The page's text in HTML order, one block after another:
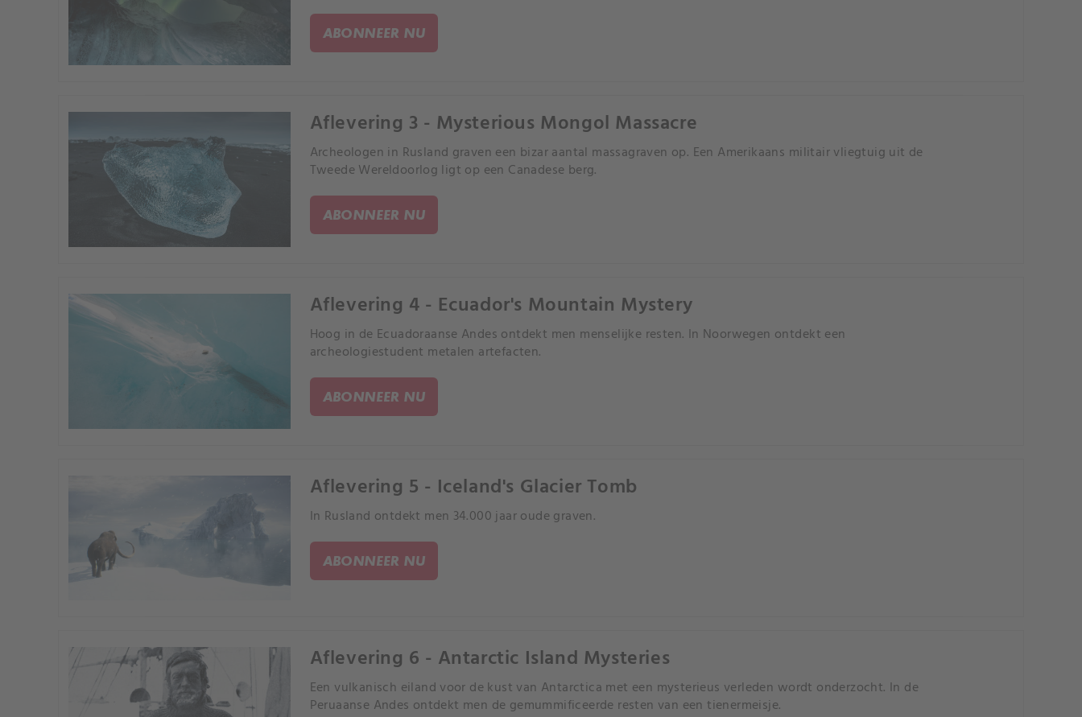
ABONNEER NU
Aflevering 3 - Mysterious Mongol Massacre
Archeologen in Rusland graven een bizar aantal massagraven op. Een Amerikaans militair vliegtuig uit de
Tweede Wereldoorlog ligt op een Canadese berg.
ABONNEER NU
Aflevering 4 - Ecuador's Mountain Mystery
Hoog in de Ecuadoraanse Andes ontdekt men menselijke resten. In Noorwegen ontdekt een
archeologiestudent metalen artefacten.
ABONNEER NU
Aflevering 5 - Iceland's Glacier Tomb
In Rusland ontdekt men 34.000 jaar oude graven.
ABONNEER NU
Aflevering 6 - Antarctic Island Mysteries
Een vulkanisch eiland voor de kust van Antarctica met een mysterieus verleden wordt onderzocht. In de
Peruaanse Andes ontdekt men de gemummificeerde resten van een tienermeisje.